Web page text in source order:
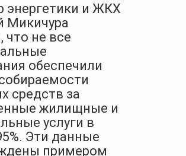
энергетики и ЖКХ
Микичура
что не все
обеспечили
средств за
жилищные и
услуги в
Эти данные
примером